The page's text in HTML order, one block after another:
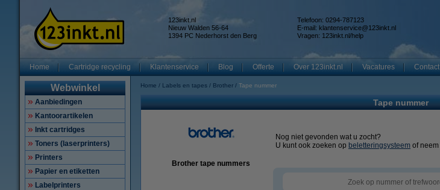
123inkt.nl
Nieuw Walden 56-64
1394 PC Nederhorst den Berg
Telefoon: 0294-787123
E-mail: klantenservice@123inkt.nl
Vragen: 123inkt.nl/help
Home Cartridge recycling Klantenservice Blog Offerte Over 123inkt.nl Vacatures Contact
Webwinkel
Aanbiedingen
Kantoorartikelen
Inkt cartridges
Toners (laserprinters)
Printers
Papier en etiketten
Labelprinters
Home Labels en tapes Brother Tape nummer
Tape nummer
Brother tape nummers
Nog niet gevonden wat u zocht?
U kunt ook zoeken op beletteringsysteem of neem